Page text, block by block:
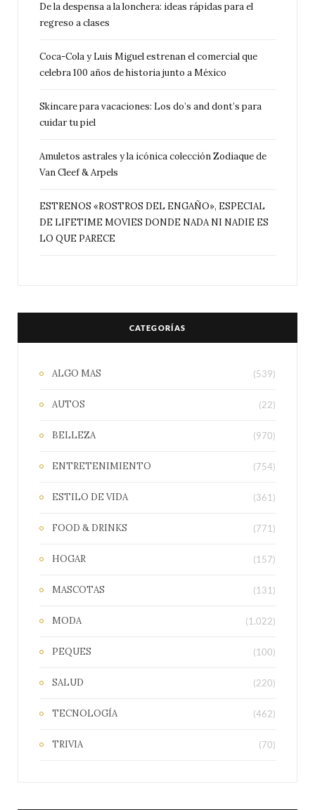
De la despensa a la lonchera: ideas rápidas para el
regreso a clases
Coca-Cola y Luis Miguel estrenan el comercial que
celebra 100 años de historia junto a México
Skincare para vacaciones: Los do’s and dont’s para
cuidar tu piel
Amuletos astrales y la icónica colección Zodiaque de
Van Cleef & Arpels
ESTRENOS «ROSTROS DEL ENGAÑO», ESPECIAL
DE LIFETIME MOVIES DONDE NADA NI NADIE ES
LO QUE PARECE
CATEGORÍAS
ALGO MAS (539)
AUTOS (22)
BELLEZA (970)
ENTRETENIMIENTO (754)
ESTILO DE VIDA (361)
FOOD & DRINKS (771)
HOGAR (157)
MASCOTAS (131)
MODA (1.022)
PEQUES (100)
SALUD (220)
TECNOLOGÍA (462)
TRIVIA (70)